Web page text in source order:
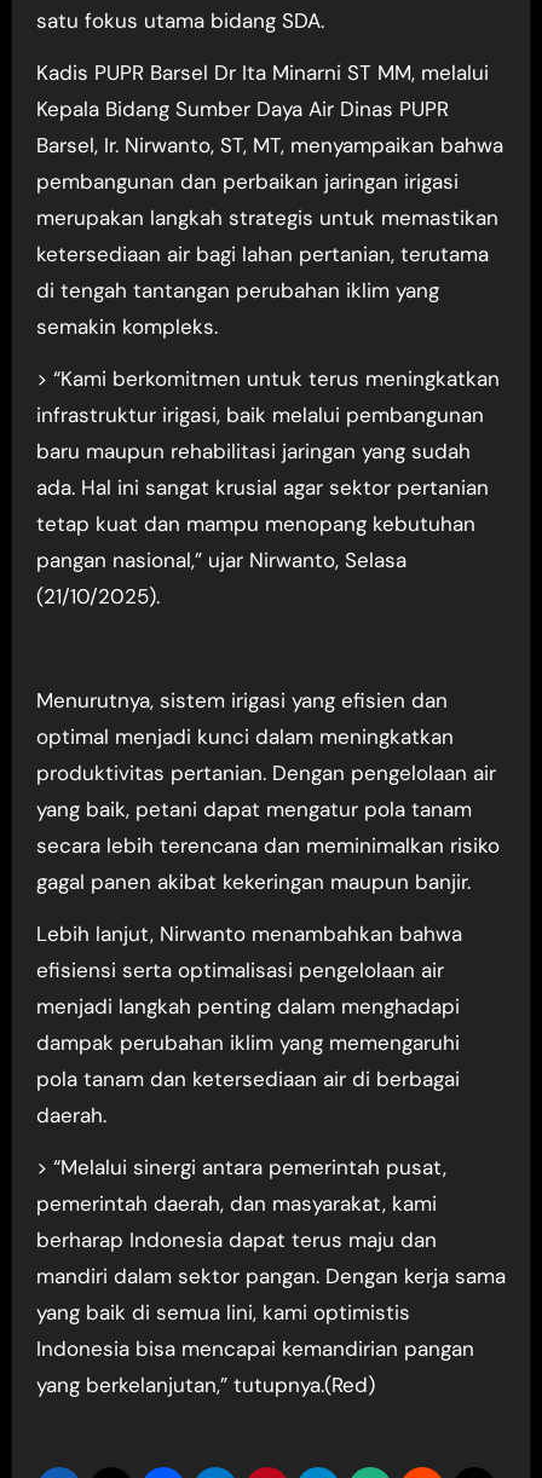
satu fokus utama bidang SDA.
Kadis PUPR Barsel Dr Ita Minarni ST MM, melalui
Kepala Bidang Sumber Daya Air Dinas PUPR
Barsel, Ir. Nirwanto, ST, MT, menyampaikan bahwa
pembangunan dan perbaikan jaringan irigasi
merupakan langkah strategis untuk memastikan
ketersediaan air bagi lahan pertanian, terutama
di tengah tantangan perubahan iklim yang
semakin kompleks.
> “Kami berkomitmen untuk terus meningkatkan
infrastruktur irigasi, baik melalui pembangunan
baru maupun rehabilitasi jaringan yang sudah
ada. Hal ini sangat krusial agar sektor pertanian
tetap kuat dan mampu menopang kebutuhan
pangan nasional,” ujar Nirwanto, Selasa
(21/10/2025).
Menurutnya, sistem irigasi yang efisien dan
optimal menjadi kunci dalam meningkatkan
produktivitas pertanian. Dengan pengelolaan air
yang baik, petani dapat mengatur pola tanam
secara lebih terencana dan meminimalkan risiko
gagal panen akibat kekeringan maupun banjir.
Lebih lanjut, Nirwanto menambahkan bahwa
efisiensi serta optimalisasi pengelolaan air
menjadi langkah penting dalam menghadapi
dampak perubahan iklim yang memengaruhi
pola tanam dan ketersediaan air di berbagai
daerah.
> “Melalui sinergi antara pemerintah pusat,
pemerintah daerah, dan masyarakat, kami
berharap Indonesia dapat terus maju dan
mandiri dalam sektor pangan. Dengan kerja sama
yang baik di semua lini, kami optimistis
Indonesia bisa mencapai kemandirian pangan
yang berkelanjutan,” tutupnya.(Red)